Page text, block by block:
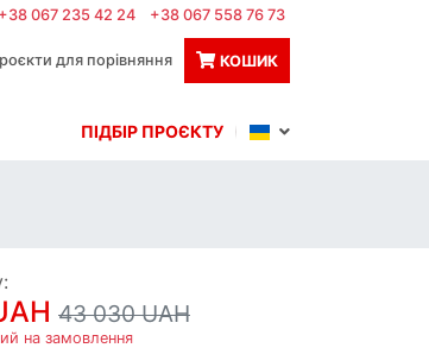
+38 067 235 42 24 +38 067 558 76 73
для порівняння КОШИК
ПІДБІР ПРОЄКТУ
43 030 UAH
на замовлення